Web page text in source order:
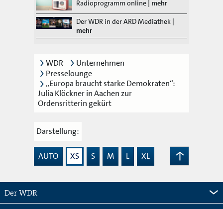
Radioprogramm online mehr
Der WDR in der ARD Mediathek |
mehr
WDR
Unternehmen
Presselounge
„Europa braucht starke Demokraten“:
Julia Klöckner in Aachen zur
Ordensritterin gekürt
Darstellung:
AUTO XS S M L
XL
Der WDR